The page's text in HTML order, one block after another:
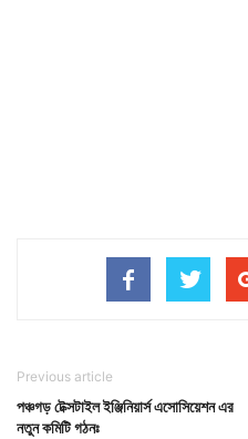
Previous article
পঞ্চগড় টেক্সটাইল ইঞ্জিনিয়ার্স এসোসিয়েশন এর
নতুন কমিটি গঠনঃ